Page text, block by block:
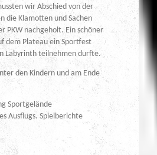
wir Abschied von der
die Klamotten und Sachen
PKW nachgeholt. Ein schöner
dem Plateau ein Sportfest
Labyrinth teilnehmen durfte.
den Kindern und am Ende
Sportgelände
Ausflugs. Spielberichte